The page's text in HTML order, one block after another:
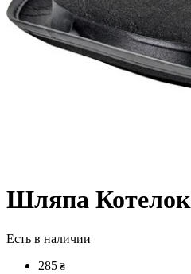
Шляпа Котелок
Есть в наличии
285 ₴